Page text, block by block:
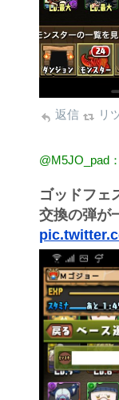
返信 リ
@M5JO_pad
ゴッドフェ
交換の弾が